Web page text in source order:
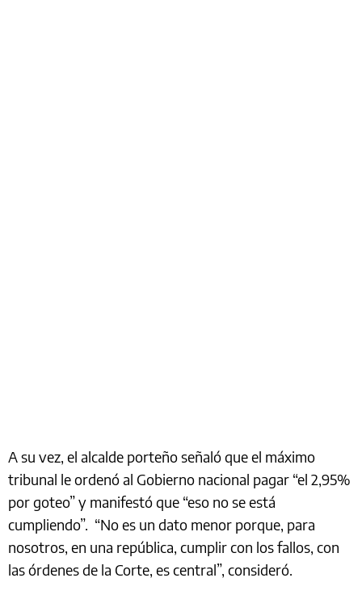
A su vez, el alcalde porteño señaló que el máximo
tribunal le ordenó al Gobierno nacional pagar “el 2,95%
por goteo” y manifestó que “eso no se está
cumpliendo”. “No es un dato menor porque, para
nosotros, en una república, cumplir con los fallos, con
las órdenes de la Corte, es central”, consideró.